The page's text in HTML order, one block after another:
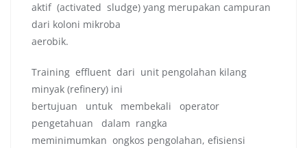
aktif (activated sludge) yang merupakan campuran
dari koloni mikroba
aerobik.
Training effluent dari unit pengolahan kilang
minyak (refinery) ini
bertujuan untuk membekali operator
pengetahuan dalam rangka
meminimumkan ongkos pengolahan, efisiensi